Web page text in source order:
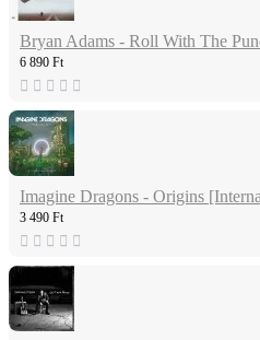
Bryan Adams - Roll With The
6 890 Ft
Imagine Dragons - Origins
3 490 Ft